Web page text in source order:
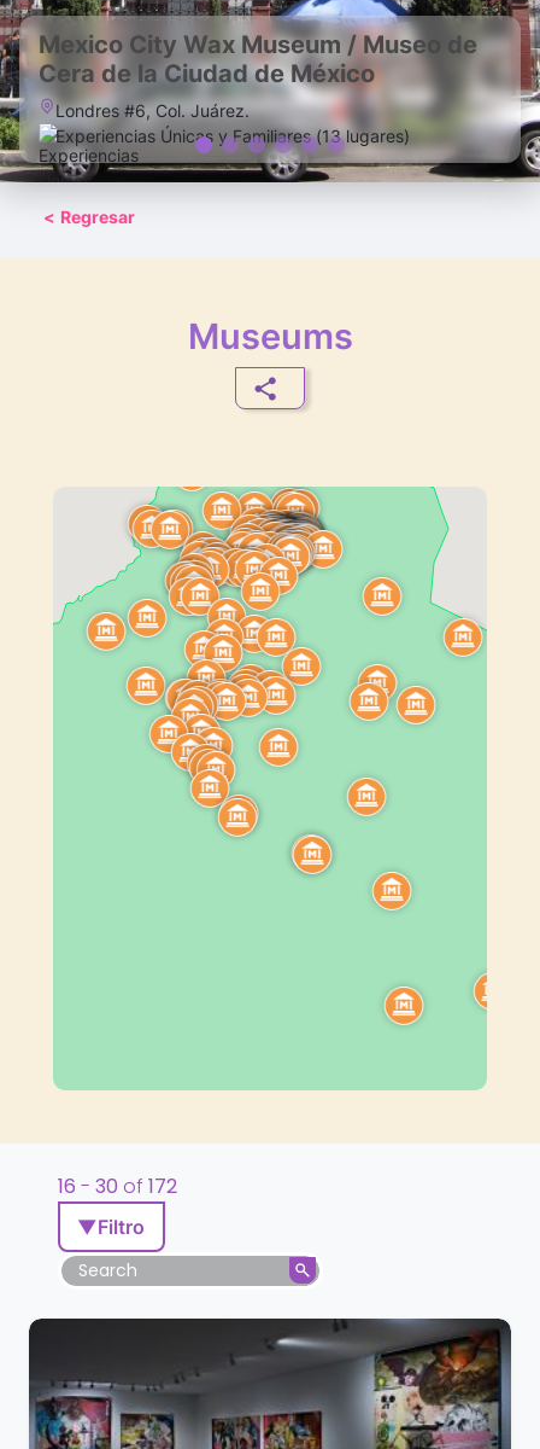
Mexico City Wax Museum / Museo de
Cera de la Ciudad de México
Londres #6, Col. Juárez.
Experiencias Únicas y Familiares (13 lugares)
< Regresar
Museums
16 - 30 of 172
▼Filtro